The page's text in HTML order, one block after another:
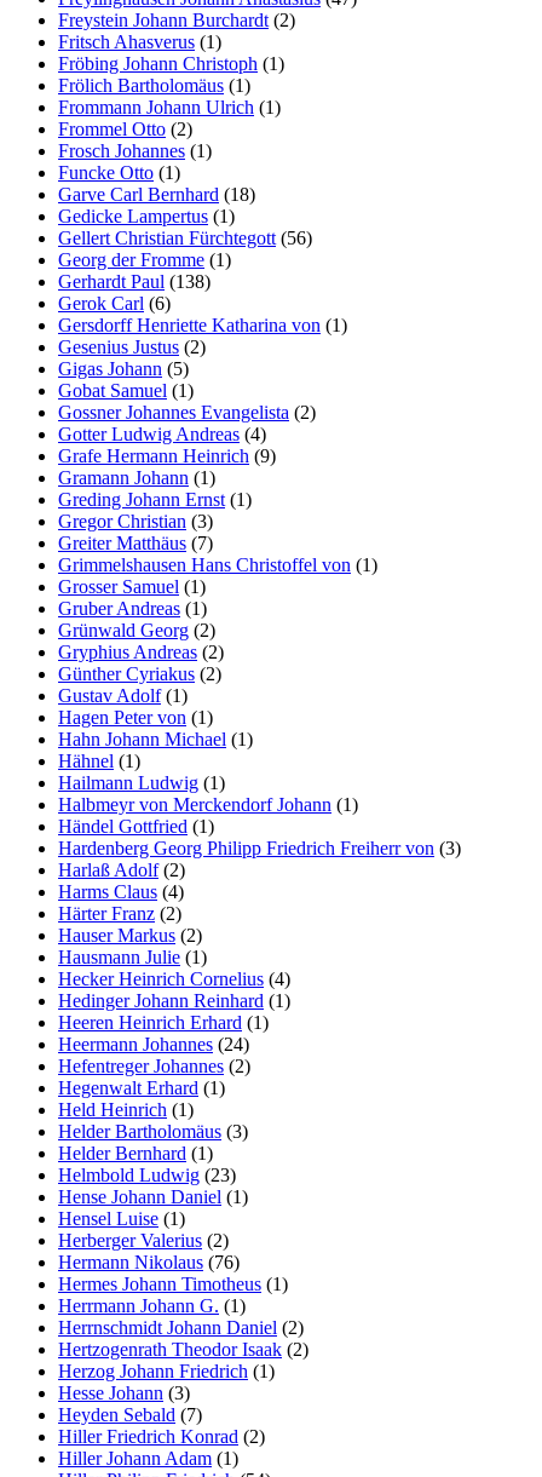
Freystein Johann Burchardt (2)
Fritsch Ahasverus (1)
Fröbing Johann Christoph (1)
Frölich Bartholomäus (1)
Frommann Johann Ulrich (1)
Frommel Otto (2)
Frosch Johannes (1)
Funcke Otto (1)
Garve Carl Bernhard (18)
Gedicke Lampertus (1)
Gellert Christian Fürchtegott (56)
Georg der Fromme (1)
Gerhardt Paul (138)
Gerok Carl (6)
Gersdorff Henriette Katharina von (1)
Gesenius Justus (2)
Gigas Johann (5)
Gobat Samuel (1)
Gossner Johannes Evangelista (2)
Gotter Ludwig Andreas (4)
Grafe Hermann Heinrich (9)
Gramann Johann (1)
Greding Johann Ernst (1)
Gregor Christian (3)
Greiter Matthäus (7)
Grimmelshausen Hans Christoffel von (1)
Grosser Samuel (1)
Gruber Andreas (1)
Grünwald Georg (2)
Gryphius Andreas (2)
Günther Cyriakus (2)
Gustav Adolf(1)
Hagen Peter von (1)
Hahn Johann Michael (1)
Hähnel (1)
Hailmann Ludwig (1)
Halbmeyr von Merckendorf Johann (1)
Händel Gottfried (1)
Hardenberg Georg Philipp Friedrich Freiherr von (3)
Harlaß Adolf(2)
Harms Claus (4)
Härter Franz (2)
Hauser Markus (2)
Hausmann Julie (1)
Hecker Heinrich Cornelius (4)
Hedinger Johann Reinhard (1)
Heeren Heinrich Erhard (1)
Heermann Johannes (24)
Hefentreger Johannes (2)
Hegenwalt Erhard (1)
Held Heinrich (1)
Helder Bartholomäus (3)
Helder Bernhard (1)
Helmbold Ludwig (23)
Hense Johann Daniel (1)
Hensel Luise (1)
Herberger Valerius (2)
Hermann Nikolaus (76)
Hermes Johann Timotheus (1)
Herrmann Johann G. (1)
Herrnschmidt Johann Daniel (2)
Hertzogenrath Theodor Isaak (2)
Herzog Johann Friedrich (1)
Hesse Johann (3)
Heyden Sebald (7)
Hiller Friedrich Konrad (2)
Hiller Johann Adam (1)